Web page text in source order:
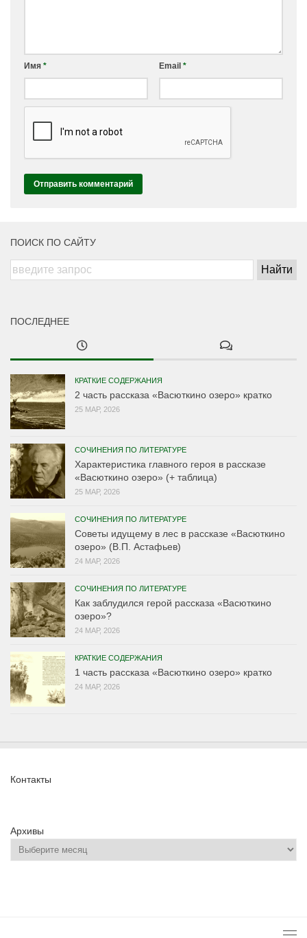
Имя * Email *
ПОИСК ПО САЙТУ
ПОСЛЕДНЕЕ
КРАТКИЕ СОДЕРЖАНИЯ
2 часть рассказа «Васюткино озеро» кратко
25 МАР, 2026
СОЧИНЕНИЯ ПО ЛИТЕРАТУРЕ
Характеристика главного героя в рассказе
«Васюткино озеро» (+ таблица)
25 МАР, 2026
СОЧИНЕНИЯ ПО ЛИТЕРАТУРЕ
Советы идущему в лес в рассказе «Васюткино
озеро» (В.П. Астафьев)
24 МАР, 2026
СОЧИНЕНИЯ ПО ЛИТЕРАТУРЕ
Как заблудился герой рассказа «Васюткино
озеро»?
24 МАР, 2026
КРАТКИЕ СОДЕРЖАНИЯ
1 часть рассказа «Васюткино озеро» кратко
24 МАР, 2026
Контакты
Архивы